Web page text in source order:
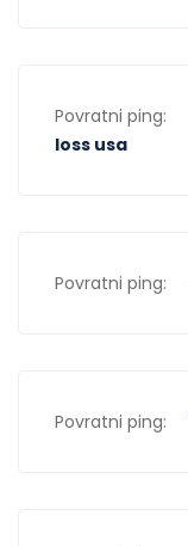
Povratni ping:
loss usa
Povratni ping:
Povratni ping: